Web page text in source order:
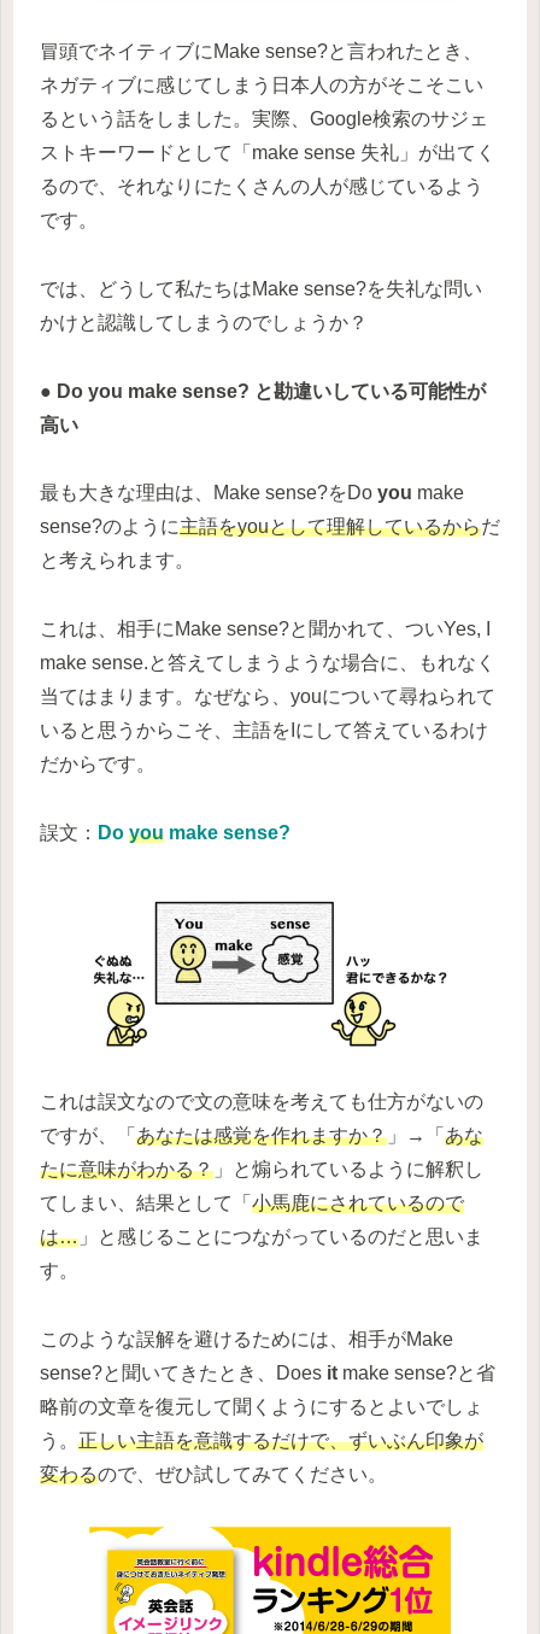
冒頭でネイティブにMake sense?と言われたとき、
ネガティブに感じてしまう日本人の方がそこそこい
るという話をしました。実際、Google検索のサジェ
ストキーワードとして「make sense 失礼」が出てく
るので、それなりにたくさんの人が感じているよう
です。
では、どうして私たちはMake sense?を失礼な問い
かけと認識してしまうのでしょうか？
● Do you make sense? と勘違いしている可能性が
高い
最も大きな理由は、Make sense?をDo you make
sense?のように主語をyouとして理解しているからだ
と考えられます。
これは、相手にMake sense?と聞かれて、ついYes, I
make sense.と答えてしまうような場合に、もれなく
当てはまります。なぜなら、youについて尋ねられて
いると思うからこそ、主語をIにして答えているわけ
だからです。
誤文： Do you make sense?
これは誤文なので文の意味を考えても仕方がないの
ですが、「 あなたは感覚を作れますか？ 」→「 あな
たに意味がわかる？ 」と煽られているように解釈し
てしまい、結果として「 小馬鹿にされているので
は… 」と感じることにつながっているのだと思いま
す。
このような誤解を避けるためには、相手がMake
sense?と聞いてきたとき、Does it make sense?と省
略前の文章を復元して聞くようにするとよいでしょ
う。 正しい主語を意識するだけで、ずいぶん印象が
変わるので、ぜひ試してみてください。